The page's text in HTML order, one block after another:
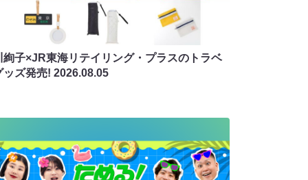
絢子×JR東海リテイリング・プラスのトラベ
ッズ発売! 2026.08.05